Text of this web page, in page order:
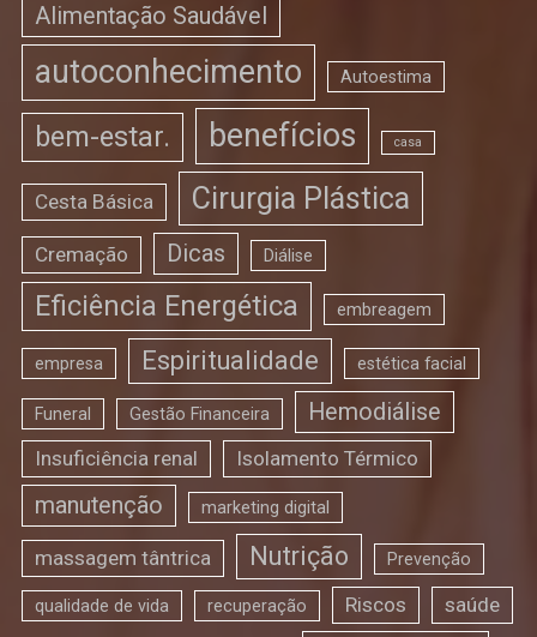
Alimentação Saudável
autoconhecimento Autoestima
bem-estar. benefícios casa
Cesta Básica Cirurgia Plástica
Cremação Dicas Diálise
Eficiência Energética embreagem
empresa Espiritualidade estética facial
Funeral Gestão Financeira Hemodiálise
Insuficiência renal Isolamento Térmico
manutenção marketing digital
massagem tântrica Nutrição Prevenção
qualidade de vida recuperação Riscos saúde